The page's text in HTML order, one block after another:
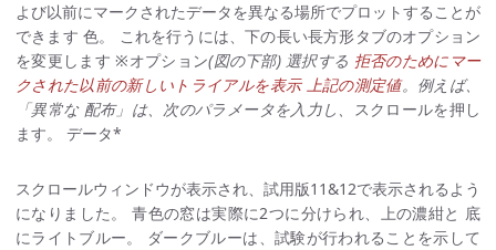
よび以前にマークされたデータを異なる場所でプロットすることが
できます 色。 これを行うには、下の長い長方形タブのオプション
を変更します ※オプション(図の下部) 選択する 拒否のためにマー
クされた以前の新しいトライアルを表示 上記の測定値。例えば、
「異常な 配布」は、次のパラメータを入力し、 スクロールを押し
ます。 データ*
スクロールウィンドウが表示され、試用版11&12で表示されるよう
になりました。 青色の窓は実際に2つに分けられ、上の濃紺と 底
にライトブルー。 ダークブルーは、試験が行われることを示して